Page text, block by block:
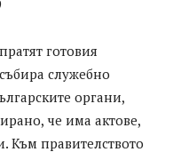
готовия
служебно
органи,
че има актове,
Към правителството